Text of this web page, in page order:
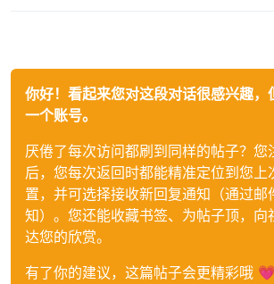
你好！看起来您对这段对话很感兴趣，
一个账号。
厌倦了每次访问都刷到同样的帖子？您
后，您每次返回时都能精准定位到您上
置，并可选择接收新回复通知（通过邮
知）。您还能收藏书签、为帖子顶，向
达您的欣赏。
有了你的建议，这篇帖子会更精彩哦 💗